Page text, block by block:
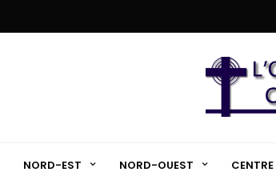
NORD-EST NORD-OUEST CENTRE